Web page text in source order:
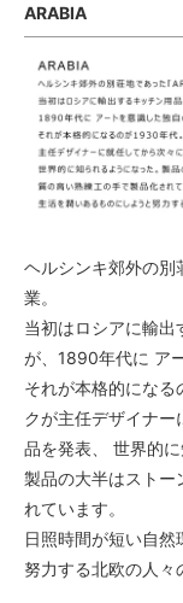
ARABIA
ヘルシンキ郊外の別
業。
当初はロシアに輸出
が、1890年代に ア
それが本格的にな
クが主任デザイナー
品を発表、 世界的に
製品の大半はストー
れています。
日照時間が短い自然
努力する北欧の人々